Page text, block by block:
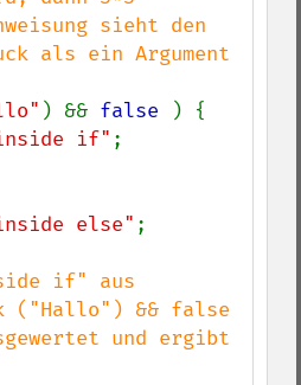
sieht den
als ein Argument
) && false
) {
if" ;
else" ;
if" aus
("Hallo") && false
und ergibt